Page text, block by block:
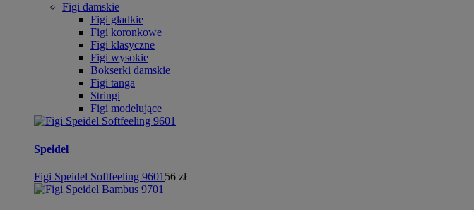
Figi damskie
Figi gładkie
Figi koronkowe
Figi klasyczne
Figi wysokie
Bokserki damskie
Figi tanga
Stringi
Figi modelujące
Speidel
Figi Speidel Softfeeling 9601 56 zł